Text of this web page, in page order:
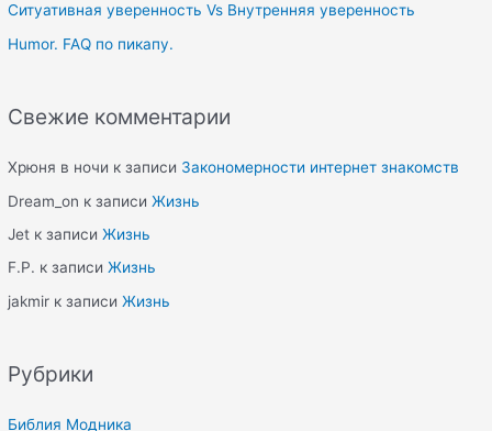
Ситуативная уверенность Vs Внутренняя уверенность
Humor. FAQ по пикапу.
Свежие комментарии
Хрюня в ночи к записи Закономерности интернет знакомств
Dream_on к записиЖизнь
Jet к записиЖизнь
F.P. к записиЖизнь
jakmir к записиЖизнь
Рубрики
Библия Модника